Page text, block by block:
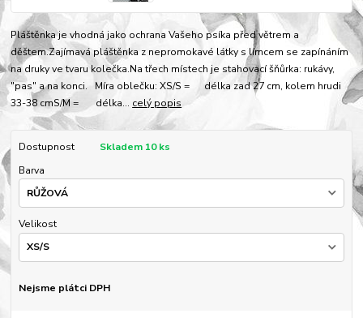
Pláštěnka je vhodná jako ochrana Vašeho psíka před větrem a
děštem.Zajímavá pláštěnka z nepromokavé látky s límcem se zapínáním
na druky ve tvaru kolečka.Na třech místech je stahovací šňůrka: rukávy,
"pas" a na konci. Míra oblečku: XS/S = délka zad 27 cm, kolem hrudi
33-38 cmS/M = délka... celý popis
Dostupnost
Skladem 10 ks
Barva
Velikost
Nejsme plátci DPH